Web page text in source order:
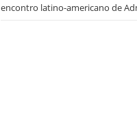
encontro latino-americano de